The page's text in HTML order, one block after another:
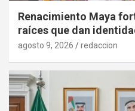
Renacimiento Maya
raíces que dan
agosto 9, 2026 redaccion